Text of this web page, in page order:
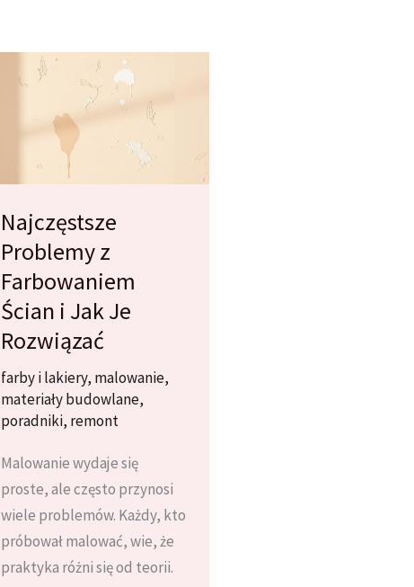
Najczęstsze
Problemy z
Farbowaniem
Ścian i Jak Je
Rozwiązać
farby i lakiery, malowanie,
materiały budowlane,
poradniki, remont
Malowanie wydaje się
proste, ale często przynosi
wiele problemów. Każdy, kto
próbował malować, wie, że
praktyka różni się od teorii.